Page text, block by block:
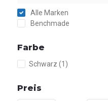
Alle Marken
Benchmade
Farbe
Schwarz (1)
Preis